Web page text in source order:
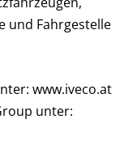
und Fahrgestelle
www.iveco.at
unter: